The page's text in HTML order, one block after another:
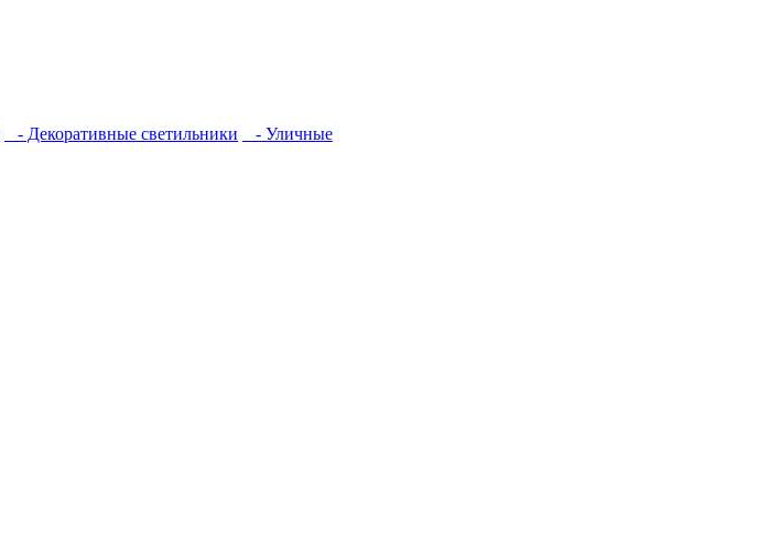
- Декоративные светильники
- Уличные